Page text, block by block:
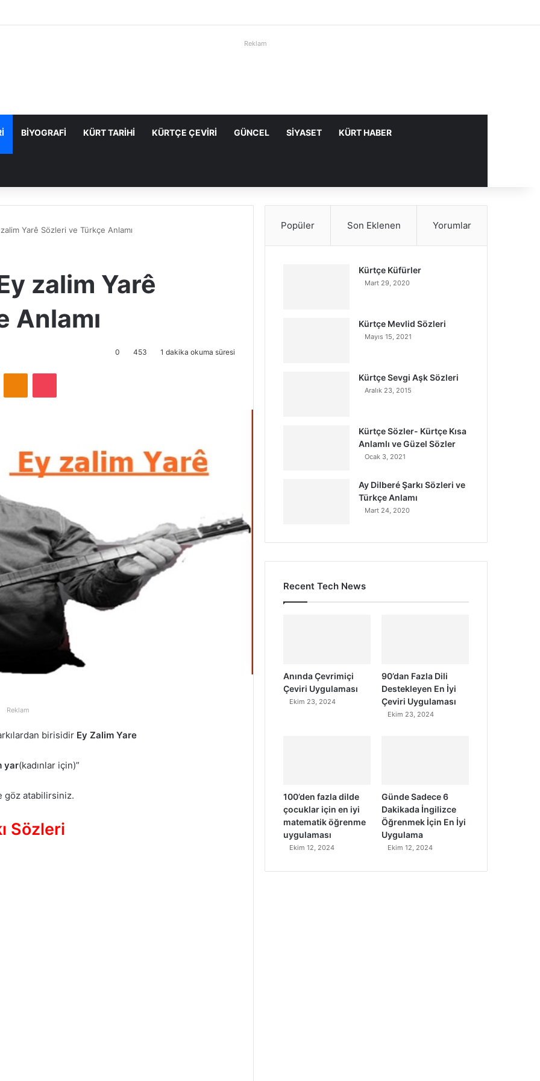
Reklam
BIYOGRAFI KÜRT TARIHI KÜRTÇE ÇEVIRI GÜNCEL SIYASET KÜRT HABER
Yarê Sözleri ve Türkçe Anlamı
zalim Yarê
Anlamı
0 453 1 dakika okuma süresi
Reklam
birisidir Ey Zalim Yare
yar(kadınlar için)”
göz atabilirsiniz.
Sözleri
Popüler Son Eklenen Yorumlar
Kürtçe Küfürler
Mart 29, 2020
Kürtçe Mevlid Sözleri
Mayıs 15, 2021
Kürtçe Sevgi Aşk Sözleri
Aralık 23, 2015
Kürtçe Sözler- Kürtçe Kısa
Anlamlı ve Güzel Sözler
Ocak 3, 2021
Ay Dilberé Şarkı Sözleri ve
Türkçe Anlamı
Mart 24, 2020
Recent Tech News
Anında Çevrimiçi
Çeviri Uygulaması
Ekim 23, 2024
90’dan Fazla Dili
Destekleyen En İyi
Çeviri Uygulaması
Ekim 23, 2024
100’den fazla dilde
çocuklar için en iyi
matematik öğrenme
uygulaması
Ekim 12, 2024
Günde Sadece 6
Dakikada İngilizce
Öğrenmek İçin En İyi
Uygulama
Ekim 12, 2024